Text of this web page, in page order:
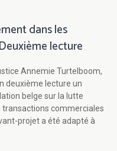
dans les
lecture
Annemie Turtelboom,
deuxième lecture un
belge sur la lutte
commerciales
projet a été adapté à